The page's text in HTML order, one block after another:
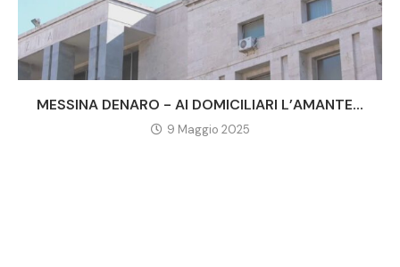
MESSINA DENARO - AI DOMICILIARI L’AMANTE...
9 Maggio 2025